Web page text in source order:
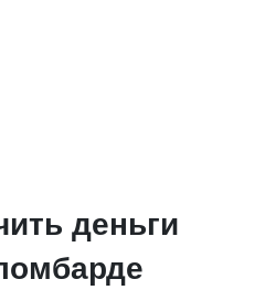
деньги